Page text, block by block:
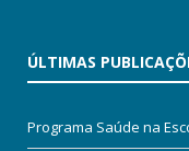
ÚLTIMAS
Programa Saúde na